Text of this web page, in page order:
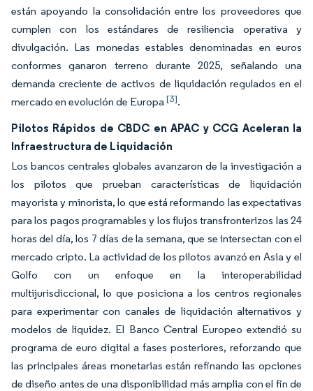
están apoyando la consolidación entre los proveedores que
cumplen con los estándares de resiliencia operativa y
divulgación. Las monedas estables denominadas en euros
conformes ganaron terreno durante 2025, señalando una
demanda creciente de activos de liquidación regulados en el
mercado en evolución de Europa [3].
Pilotos Rápidos de CBDC en APAC y CCG Aceleran la
Infraestructura de Liquidación
Los bancos centrales globales avanzaron de la investigación a
los pilotos que prueban características de liquidación
mayorista y minorista, lo que está reformando las expectativas
para los pagos programables y los flujos transfronterizos las 24
horas del día, los 7 días de la semana, que se intersectan con el
mercado cripto. La actividad de los pilotos avanzó en Asia y el
Golfo con un enfoque en la interoperabilidad
multijurisdiccional, lo que posiciona a los centros regionales
para experimentar con canales de liquidación alternativos y
modelos de liquidez. El Banco Central Europeo extendió su
programa de euro digital a fases posteriores, reforzando que
las principales áreas monetarias están refinando las opciones
de diseño antes de una disponibilidad más amplia con el fin de